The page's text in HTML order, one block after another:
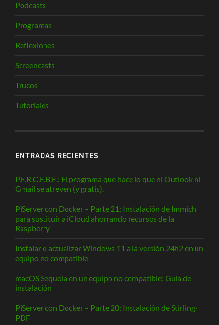
Podcasts
Programas
Reflexiones
Screencasts
Trucos
Tutoriales
ENTRADAS RECIENTES
P.E.R.C.E.B.E.: El programa que hace lo que ni Outlook ni
Gmail se atreven (y gratis).
PiServer con Docker – Parte 21: Instalación de Immich
para sustituir a iCloud ahorrando recursos de la
Raspberry
Instalar o actualizar Windows 11 a la versión 24h2 en un
equipo no compatible
macOS Sequoia en un equipo no compatible: Guía de
instalación
PiServer con Docker – Parte 20: Instalación de Stirling-
PDF